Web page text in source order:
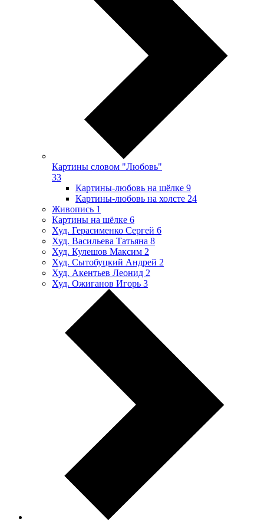
Картины словом "Любовь"
33
Картины-любовь на шёлке 9
Картины-любовь на холсте 24
Живопись 1
Картины на шёлке 6
Худ. Герасименко Сергей 6
Худ. Васильева Татьяна 8
Худ. Кулешов Максим 2
Худ. Сытобуцкий Андрей 2
Худ. Акентьев Леонид 2
Худ. Ожиганов Игорь 3